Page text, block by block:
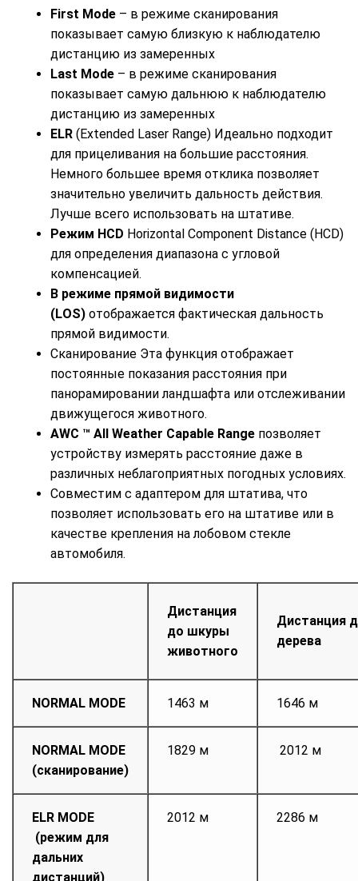
First Mode – в режиме сканирования
показывает самую близкую к наблюдателю
дистанцию из замеренных
Last Mode – в режиме сканирования
показывает самую дальнюю к наблюдателю
дистанцию из замеренных
ELR (Extended Laser Range) Идеально подходит
для прицеливания на большие расстояния.
Немного большее время отклика позволяет
значительно увеличить дальность действия.
Лучше всего использовать на штативе.
Режим HCD Horizontal Component Distance (HCD)
для определения диапазона с угловой
компенсацией.
В режиме прямой видимости
(LOS) отображается фактическая дальность
прямой видимости.
Сканирование Эта функция отображает
постоянные показания расстояния при
панорамировании ландшафта или отслеживании
движущегося животного.
AWC ™ All Weather Capable Range позволяет
устройству измерять расстояние даже в
различных неблагоприятных погодных условиях.
Совместим с адаптером для штатива, что
позволяет использовать его на штативе или в
качестве крепления на лобовом стекле
автомобиля.
Дистанция
до шкуры
животного
Дистанция
дерева
NORMAL MODE 1463 м 1646 м
NORMAL MODE
(сканирование)
1829 м 2012 м
ELR MODE
(режим для
дальних
дистанций)
2012 м 2286 м